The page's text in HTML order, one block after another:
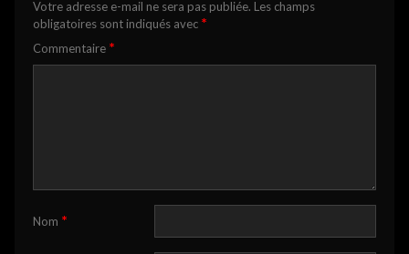
Votre adresse e-mail ne sera pas publiée. Les champs
obligatoires sont indiqués avec *
Commentaire *
Nom *